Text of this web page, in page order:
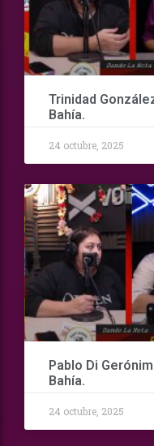
Trinidad
Bahía.
24 octubre, 2025
Pablo Di
Bahía.
24 octubre, 2025